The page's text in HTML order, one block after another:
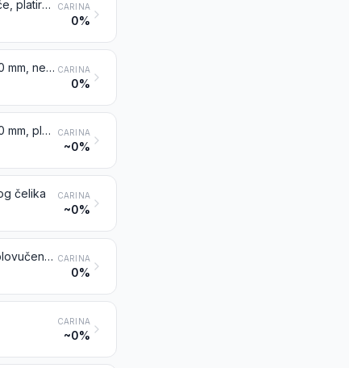
Plosnati valjani proizvodi od željeza ili nelegiranog čelika, širine 600 mm i veće, platirani ili prevučeni CARINA
0%
Plosnati valjani proizvodi od željeza ili nelegiranog čelika, širine manje od 600 mm, neplatirani niti prevučeni CARINA
0%
Plosnati valjani proizvodi od željeza ili nelegiranog čelika, širine manje od 600 mm, platirani ili prevučeni CARINA
~0%
čelika CARINA
~0%
Ostale šipke od željeza ili nelegiranog čelika, samo kovane, toplovaljane, toplovučene ili toploistiskivane i dalje neobrađene, ali uključujući one usukane poslije valjanja CARINA
0%
CARINA
~0%